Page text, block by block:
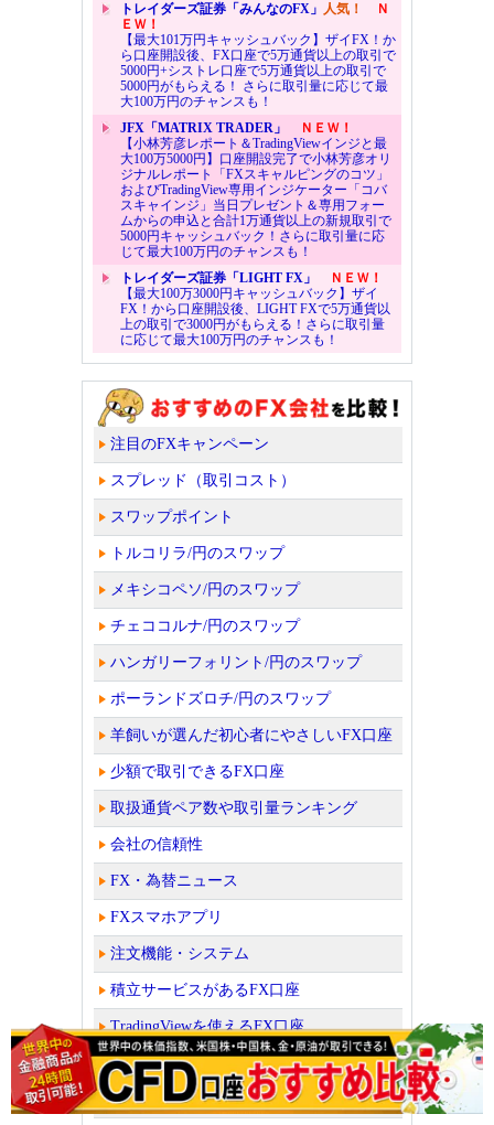
トレイダーズ証券「みんなのFX」 人気！
Ｎ
ＥＷ！
【最大101万円キャッシュバック】ザイFX！か
ら口座開設後、FX口座で5万通貨以上の取引で
5000円+シストレ口座で5万通貨以上の取引で
5000円がもらえる！ さらに取引量に応じて最
大100万円のチャンスも！
JFX「MATRIX TRADER」
ＮＥＷ！
【小林芳彦レポート＆TradingViewインジと最
大100万5000円】口座開設完了で小林芳彦オリ
ジナルレポート「FXスキャルピングのコツ」
およびTradingView専用インジケーター「コバ
スキャインジ」当日プレゼント＆専用フォー
ムからの申込と合計1万通貨以上の新規取引で
5000円キャッシュバック！さらに取引量に応
じて最大100万円のチャンスも！
トレイダーズ証券「LIGHT FX」
ＮＥＷ！
【最大100万3000円キャッシュバック】ザイ
FX！から口座開設後、LIGHT FXで5万通貨以
上の取引で3000円がもらえる！さらに取引量
に応じて最大100万円のチャンスも！
注目のFXキャンペーン
スプレッド（取引コスト）
スワップポイント
トルコリラ/円のスワップ
メキシコペソ/円のスワップ
チェココルナ/円のスワップ
ハンガリーフォリント/円のスワップ
ポーランドズロチ/円のスワップ
羊飼いが選んだ初心者にやさしいFX口座
少額で取引できるFX口座
取扱通貨ペア数や取引量ランキング
会社の信頼性
FX・為替ニュース
FXスマホアプリ
注文機能・システム
積立サービスがあるFX口座
TradingViewを使えるFX口座
MT4やMT5を使えるFX口座
FX自動売買（シストレ）口座